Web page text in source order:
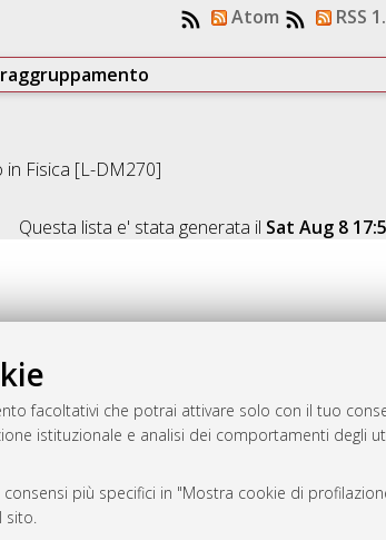
facoltativi che potrai attivare solo con il tuo
istituzionale e analisi dei comportamenti degli
più specifici in "Mostra cookie di
sito.
Atom RSS
in Fisica [L-DM270]
Questa lista e' stata generata il Sat Aug 8